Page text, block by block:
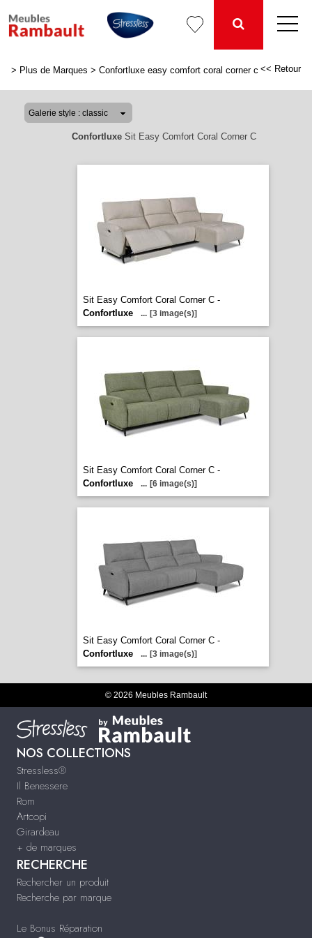
> Plus de Marques > Confortluxe easy comfort coral corner c << Retour
ConfortluxeSit Easy Comfort Coral Corner C
Sit Easy Comfort Coral Corner C -
Confortluxe
... [3 image(s)]
Sit Easy Comfort Coral Corner C -
Confortluxe
... [6 image(s)]
Sit Easy Comfort Coral Corner C -
Confortluxe
... [3 image(s)]
© 2026 Meubles Rambault
NOS COLLECTIONS
Stressless®
Il Benessere
Rom
Artcopi
Girardeau
+ de marques
RECHERCHE
Rechercher un produit
Recherche par marque
Le Bonus Réparation